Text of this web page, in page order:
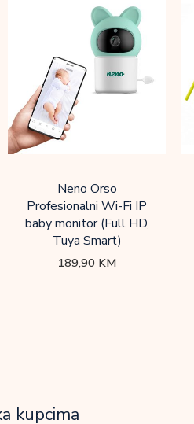
Neno Orso
Profesionalni Wi-Fi IP
baby monitor (Full HD,
Tuya Smart)
189,90 KM
kupcima